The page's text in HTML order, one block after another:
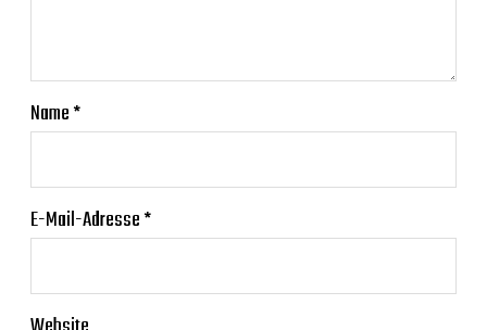
Name*
E-Mail-Adresse*